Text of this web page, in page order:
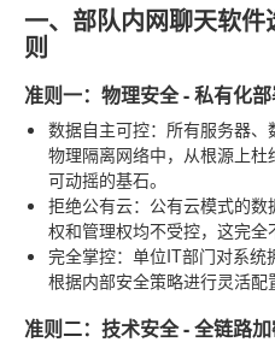
一、部队内网聊天软
则
准则一：物理安全 - 私有化
数据自主可控：所有服务器
物理隔离网络中，从根源上
可动摇的基石。
拒绝公有云：公有云模式的
权和管理权均不受控，这完全
完全掌控：单位IT部门对系统
根据内部安全策略进行灵活配
准则二：技术安全 - 全链路